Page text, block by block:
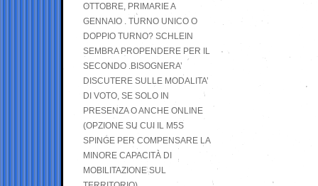
OTTOBRE, PRIMARIE A
GENNAIO . TURNO UNICO O
DOPPIO TURNO? SCHLEIN
SEMBRA PROPENDERE PER IL
SECONDO .BISOGNERA’
DISCUTERE SULLE MODALITA’
DI VOTO, SE SOLO IN
PRESENZA O ANCHE ONLINE
(OPZIONE SU CUI IL M5S
SPINGE PER COMPENSARE LA
MINORE CAPACITÀ DI
MOBILITAZIONE SUL